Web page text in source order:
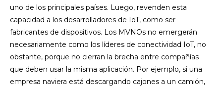
uno de los principales países. Luego, revenden esta
capacidad a los desarrolladores de IoT, como ser
fabricantes de dispositivos. Los MVNOs no emergerán
necesariamente como los líderes de conectividad IoT, no
obstante, porque no cierran la brecha entre compañías
que deben usar la misma aplicación. Por ejemplo, si una
empresa naviera está descargando cajones a un camión,